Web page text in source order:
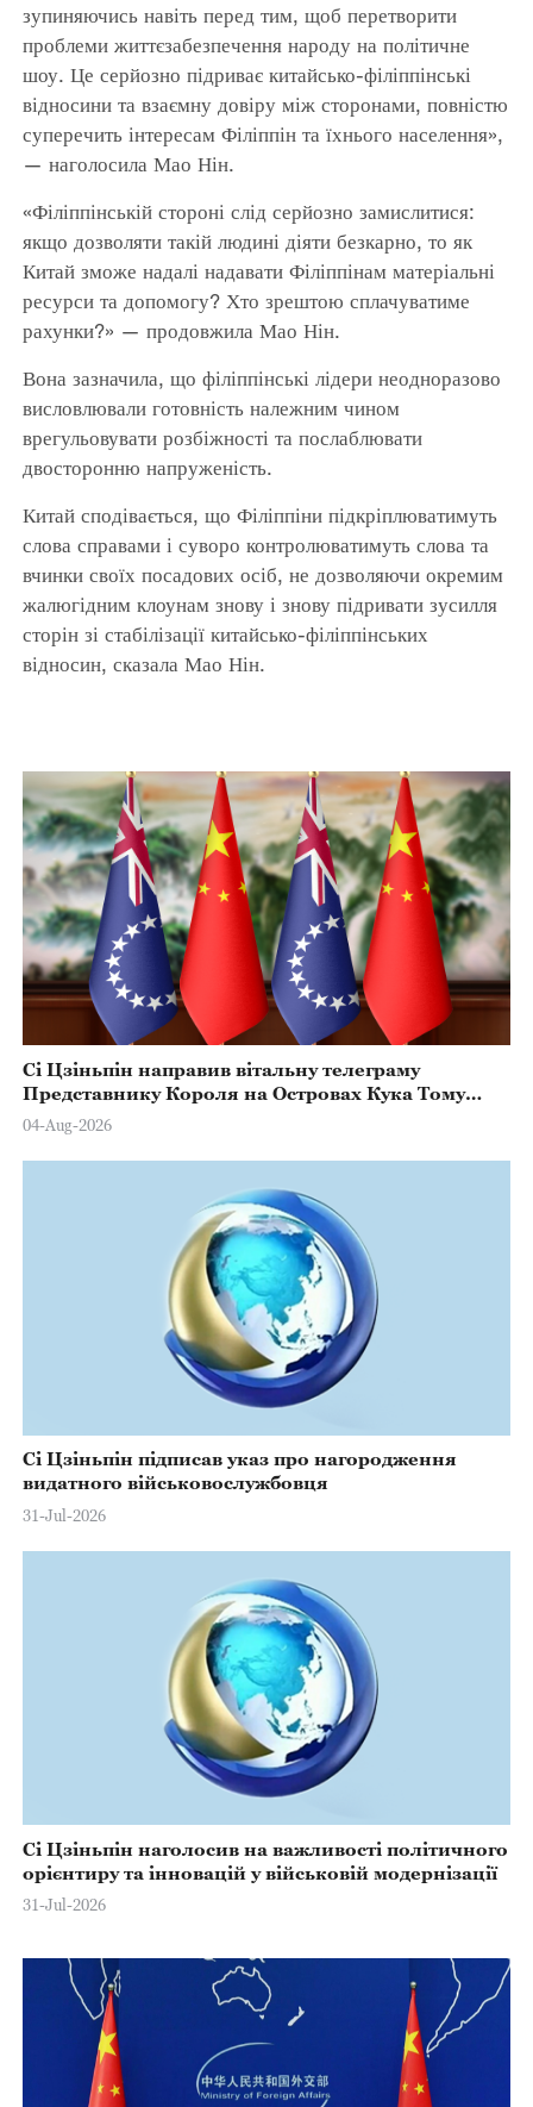
зупиняючись навіть перед тим, щоб перетворити
проблеми життєзабезпечення народу на політичне
шоу. Це серйозно підриває китайсько-філіппінські
відносини та взаємну довіру між сторонами, повністю
суперечить інтересам Філіппін та їхнього населення»,
— наголосила Мао Нін.
«Філіппінській стороні слід серйозно замислитися:
якщо дозволяти такій людині діяти безкарно, то як
Китай зможе надалі надавати Філіппінам матеріальні
ресурси та допомогу? Хто зрештою сплачуватиме
рахунки?» — продовжила Мао Нін.
Вона зазначила, що філіппінські лідери неодноразово
висловлювали готовність належним чином
врегульовувати розбіжності та послаблювати
двосторонню напруженість.
Китай сподівається, що Філіппіни підкріплюватимуть
слова справами і суворо контролюватимуть слова та
вчинки своїх посадових осіб, не дозволяючи окремим
жалюгідним клоунам знову і знову підривати зусилля
сторін зі стабілізації китайсько-філіппінських
відносин, сказала Мао Нін.
Сі Цзіньпін направив вітальну телеграму
Представнику Короля на Островах Кука Тому
Марстерсу з нагоди Дня Конституції
04-Aug-2026
Сі Цзіньпін підписав указ про нагородження
видатного військовослужбовця
31-Jul-2026
Сі Цзіньпін наголосив на важливості політичного
орієнтиру та інновацій у військовій модернізації
31-Jul-2026